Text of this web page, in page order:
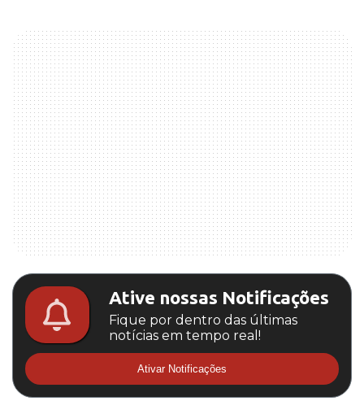
Ative nossas Notificações
Fique por dentro das últimas
notícias em tempo real!
Ativar Notificações